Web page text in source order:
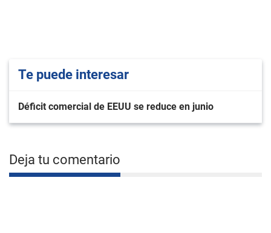
Te puede interesar
Déficit comercial de EEUU se reduce en junio
Deja tu comentario